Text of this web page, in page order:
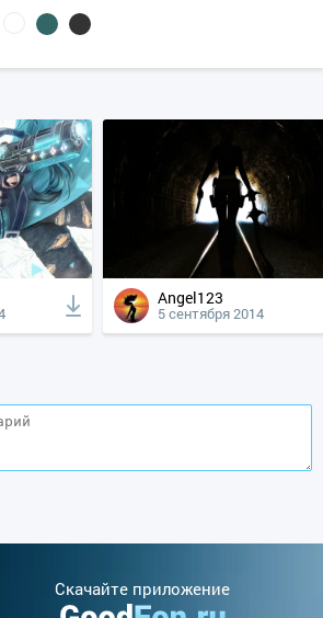
Angel123
5 сентября 2014
Cкачайте приложение